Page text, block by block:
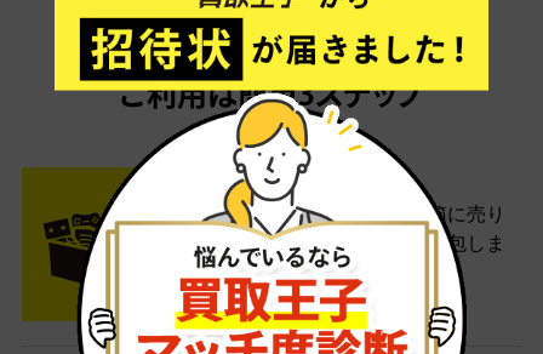
ご利用は簡単3ステップ
- FLOW -
STEP1 お申込み・梱包
ネットでお申込みしたら、箱に売り
たい商品をいろいろ詰めて梱包しま
す。